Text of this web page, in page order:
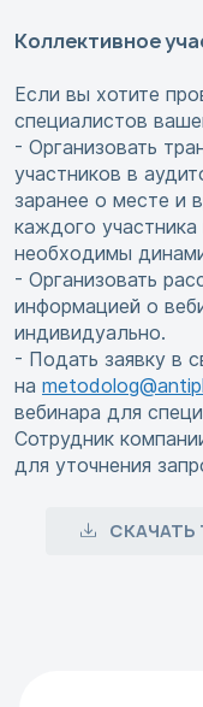
Коллективное
Если вы хотите
специалистов
- Организовать
участников в
заранее о месте и
каждого
необходимы
- Организовать
информацией о
индивидуально.
- Подать заявку в
на
вебинара для
Сотрудник
для уточнения
СКАЧАТЬ